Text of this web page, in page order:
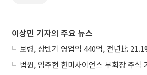
이상민 기자의 주요 뉴스
법원, 임주현 한미사이언스 부회장 주식